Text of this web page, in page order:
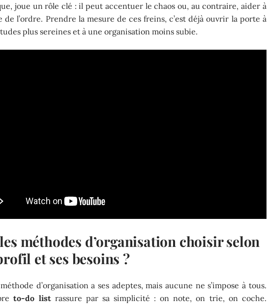
joue un rôle clé : il peut accentuer le chaos ou, au contraire, aider à
de l’ordre. Prendre la mesure de ces freins, c’est déjà ouvrir la porte à
plus sereines et à une organisation moins subie.
méthodes d’organisation choisir selon
et ses besoins ?
d’organisation a ses adeptes, mais aucune ne s’impose à tous.
to-do listrassure par sa simplicité : on note, on trie, on coche.